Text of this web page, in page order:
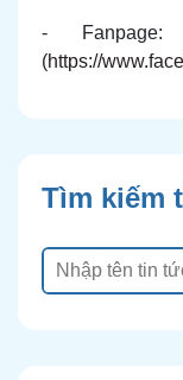
-
(https://
Tìm kiếm